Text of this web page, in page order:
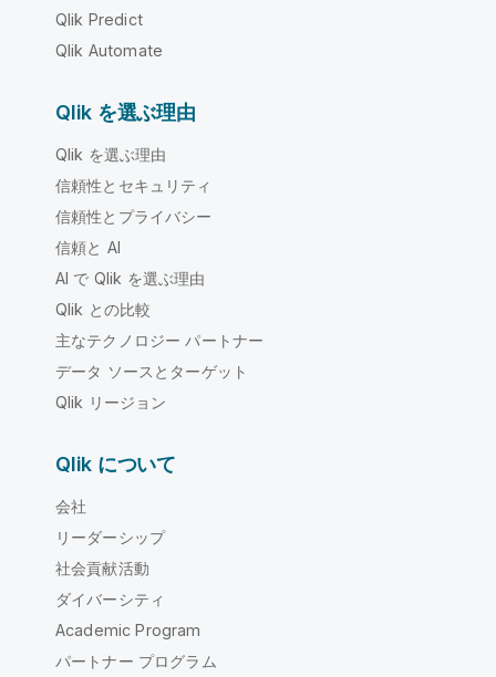
Qlik Predict
Qlik Automate
Qlik を選ぶ理由
Qlik を選ぶ理由
信頼性とセキュリティ
信頼性とプライバシー
信頼と AI
AI で Qlik を選ぶ理由
Qlik との比較
主なテクノロジー パートナー
データ ソースとターゲット
Qlik リージョン
Qlik について
会社
リーダーシップ
社会貢献活動
ダイバーシティ
Academic Program
パートナー プログラム